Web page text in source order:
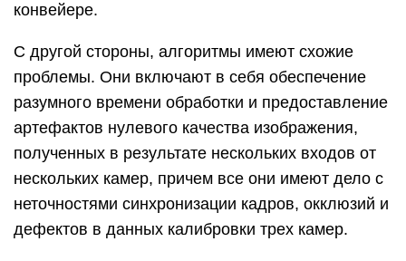
конвейере.
С другой стороны, алгоритмы имеют схожие
проблемы. Они включают в себя обеспечение
разумного времени обработки и предоставление
артефактов нулевого качества изображения,
полученных в результате нескольких входов от
нескольких камер, причем все они имеют дело с
неточностями синхронизации кадров, окклюзий и
дефектов в данных калибровки трех камер.